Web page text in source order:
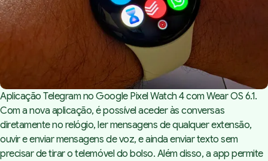
Aplicação Telegram no Google Pixel Watch 4 com Wear OS 6.1.
Com a nova aplicação, é possível aceder às conversas
diretamente no relógio, ler mensagens de qualquer extensão,
ouvir e enviar mensagens de voz, e ainda enviar texto sem
precisar de tirar o telemóvel do bolso. Além disso, a app permite